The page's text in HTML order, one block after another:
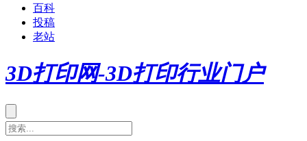
百科
投稿
老站
3D打印网-3D打印行业门户